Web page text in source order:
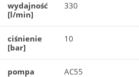
wydajność
[l/min]
330
ciśnienie
[bar]
10
pompa AC55